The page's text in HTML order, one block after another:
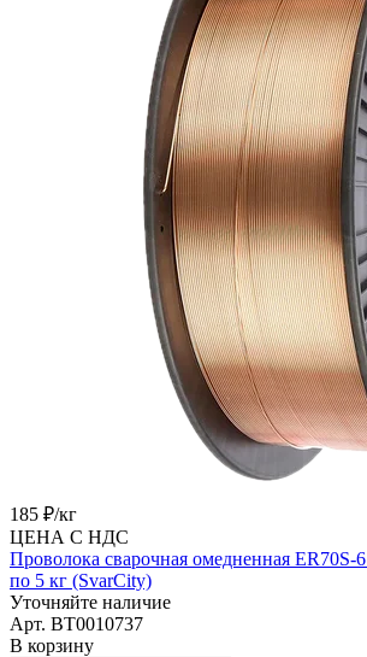
185 ₽/кг
ЦЕНА С НДС
Проволока сварочная омедненная
по 5 кг (SvarCity)
Уточняйте наличие
Арт. BT0010737
В корзину